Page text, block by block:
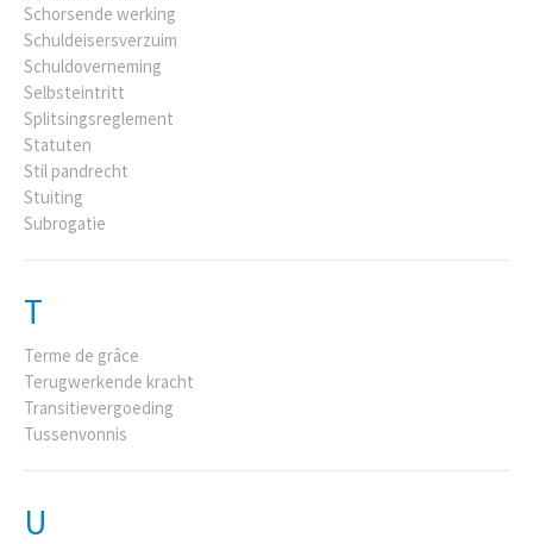
Schorsende werking
Schuldeisersverzuim
Schuldoverneming
Selbsteintritt
Splitsingsreglement
Statuten
Stil pandrecht
Stuiting
Subrogatie
T
Terme de grâce
Terugwerkende kracht
Transitievergoeding
Tussenvonnis
U